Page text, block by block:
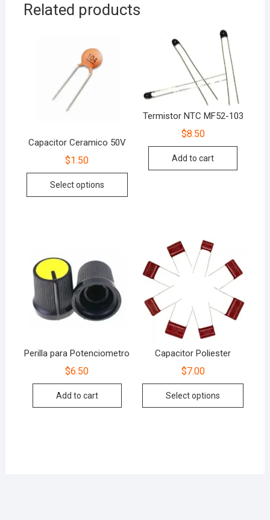
Related products
Capacitor Ceramico 50V
$1.50
Select options
Termistor NTC MF52-103
$8.50
Add to cart
Perilla para Potenciometro
$6.50
Add to cart
Capacitor Poliester
$7.00
Select options